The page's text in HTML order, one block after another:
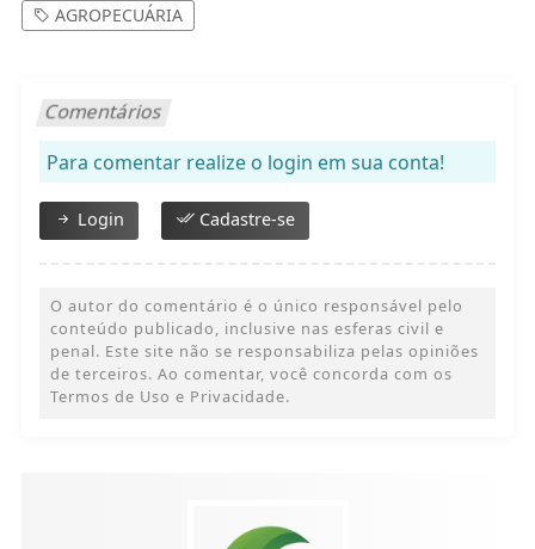
AGROPECUÁRIA
Comentários
Para comentar realize o login em sua conta!
Login Cadastre-se
O autor do comentário é o único responsável pelo
conteúdo publicado, inclusive nas esferas civil e
penal. Este site não se responsabiliza pelas opiniões
de terceiros. Ao comentar, você concorda com os
Termos de Uso e Privacidade.